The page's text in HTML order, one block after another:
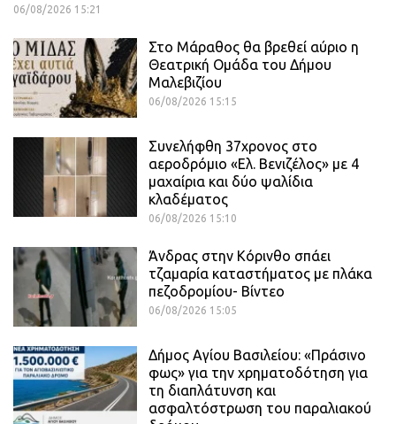
06/08/2026 15:21
Στο Μάραθος θα βρεθεί αύριο η
Θεατρική Ομάδα του Δήμου
Μαλεβιζίου
06/08/2026 15:15
Συνελήφθη 37χρονος στο
αεροδρόμιο «Ελ. Βενιζέλος» με 4
μαχαίρια και δύο ψαλίδια
κλαδέματος
06/08/2026 15:10
Άνδρας στην Κόρινθο σπάει
τζαμαρία καταστήματος με πλάκα
πεζοδρομίου- Βίντεο
06/08/2026 15:05
Δήμος Αγίου Βασιλείου: «Πράσινο
φως» για την χρηματοδότηση για
τη διαπλάτυνση και
ασφαλτόστρωση του παραλιακού